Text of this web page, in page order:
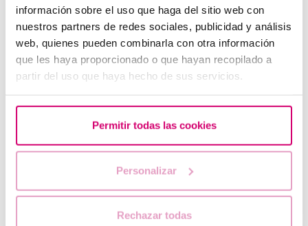
información sobre el uso que haga del sitio web con
nuestros partners de redes sociales, publicidad y análisis
web, quienes pueden combinarla con otra información
que les haya proporcionado o que hayan recopilado a
partir del uso que haya hecho de sus servicios.
Permitir todas las cookies
Personalizar
Rechazar todas
Quins estudis s’ha de fer l’home per valorar la seva
fertilitat?